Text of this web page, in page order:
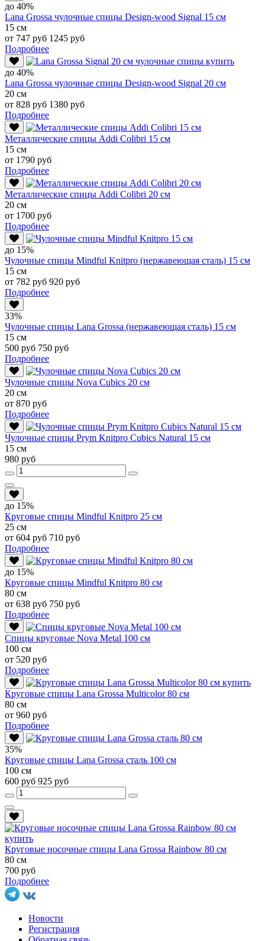
до 40%
Lana Grossa чулочные спицы Design-wood Signal 15 см
15 см
от 747 руб 1245 руб
Подробнее
до 40%
Lana Grossa чулочные спицы Design-wood Signal 20 см
20 см
от 828 руб 1380 руб
Подробнее
Металлические спицы Addi Colibri 15 см
15 см
от 1790 руб
Подробнее
Металлические спицы Addi Colibri 20 см
20 см
от 1700 руб
Подробнее
до 15%
Чулочные спицы Mindful Knitpro (нержавеющая сталь) 15 см
15 см
от 782 руб 920 руб
Подробнее
33%
Чулочные спицы Lana Grossa (нержавеющая сталь) 15 см
15 см
500 руб 750 руб
Подробнее
Чулочные спицы Nova Cubics 20 см
20 см
от 870 руб
Подробнее
Чулочные спицы Prym Knitpro Cubics Natural 15 см
15 см
980 руб
до 15%
Круговые спицы Mindful Knitpro 25 см
25 см
от 604 руб 710 руб
Подробнее
до 15%
Круговые спицы Mindful Knitpro 80 см
80 см
от 638 руб 750 руб
Подробнее
Спицы круговые Nova Metal 100 см
100 см
от 520 руб
Подробнее
Круговые спицы Lana Grossa Multicolor 80 см
80 см
от 960 руб
Подробнее
35%
Круговые спицы Lana Grossa сталь 100 см
100 см
600 руб 925 руб
Круговые носочные спицы Lana Grossa Rainbow 80 см
80 см
700 руб
Подробнее
Новости
Регистрация